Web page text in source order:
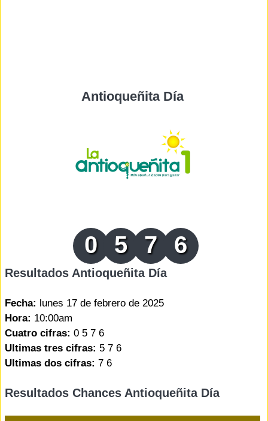
Antioqueñita Día
0 5 7 6
Resultados Antioqueñita Día
Fecha: lunes 17 de febrero de 2025
Hora: 10:00am
Cuatro cifras: 0 5 7 6
Ultimas tres cifras: 5 7 6
Ultimas dos cifras: 7 6
Resultados Chances Antioqueñita Día